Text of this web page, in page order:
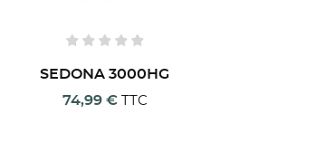
SEDONA 3000HG
74,99 €
TTC